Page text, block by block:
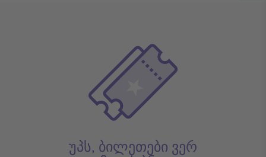
უპს, ბილეთები ვერ